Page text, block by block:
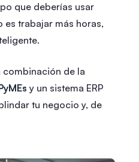
que deberías usar
es trabajar más horas,
de la
y un sistema ERP
tu negocio y, de